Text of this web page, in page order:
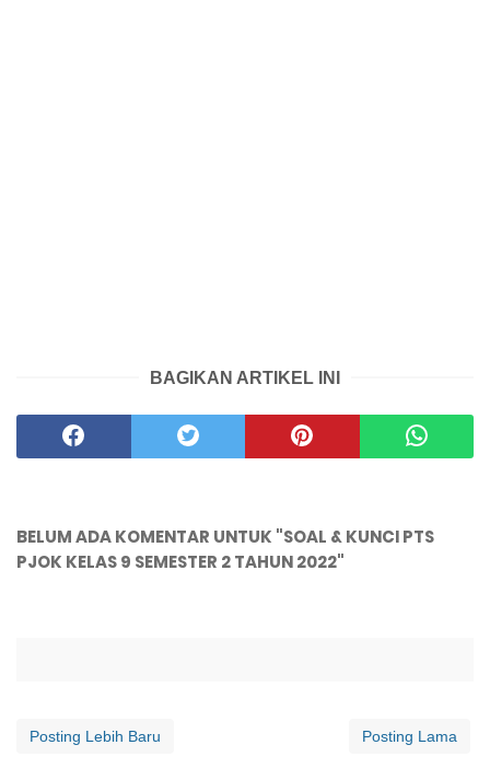
BAGIKAN ARTIKEL INI
BELUM ADA KOMENTAR UNTUK "SOAL & KUNCI PTS
PJOK KELAS 9 SEMESTER 2 TAHUN 2022"
Posting Lebih Baru Posting Lama